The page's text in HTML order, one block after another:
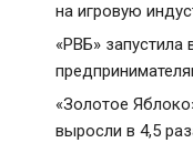
на игровую
«РВБ»
«Золотое
выросли в 4,5